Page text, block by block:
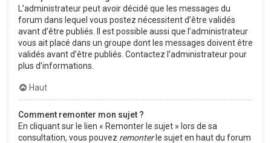
L’administrateur peut avoir décidé que les messages du
forum dans lequel vous postez nécessitent d’être validés
avant d’être publiés. Il est possible aussi que l’administrateur
vous ait placé dans un groupe dont les messages doivent être
validés avant d’être publiés. Contactez l’administrateur pour
plus d’informations.
Haut
Comment remonter mon sujet ?
En cliquant sur le lien « Remonter le sujet » lors de sa
consultation, vous pouvez remonterle sujet en haut du forum